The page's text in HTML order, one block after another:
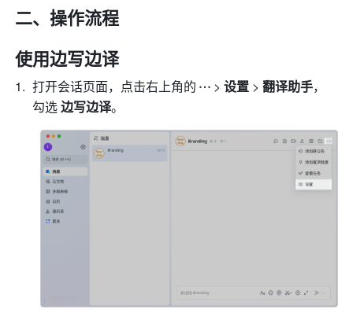
二、操作流程
使用边写边译
打开会话页面，点击右上角的 > 设置 > 翻译助手，
勾选 边写边译。